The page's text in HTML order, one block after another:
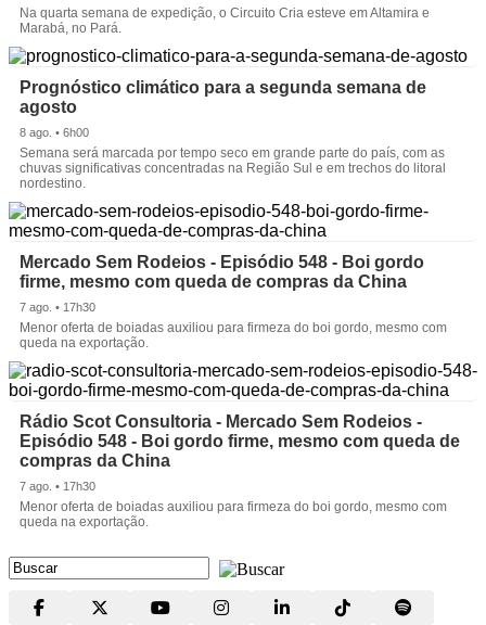
Na quarta semana de expedição, o Circuito Cria esteve em Altamira e
Marabá, no Pará.
Prognóstico climático para a segunda semana de
agosto
8 ago. • 6h00
Semana será marcada por tempo seco em grande parte do país, com as
chuvas significativas concentradas na Região Sul e em trechos do litoral
nordestino.
Mercado Sem Rodeios - Episódio 548 - Boi gordo
firme, mesmo com queda de compras da China
7 ago. • 17h30
Menor oferta de boiadas auxiliou para firmeza do boi gordo, mesmo com
queda na exportação.
Rádio Scot Consultoria - Mercado Sem Rodeios -
Episódio 548 - Boi gordo firme, mesmo com queda de
compras da China
7 ago. • 17h30
Menor oferta de boiadas auxiliou para firmeza do boi gordo, mesmo com
queda na exportação.